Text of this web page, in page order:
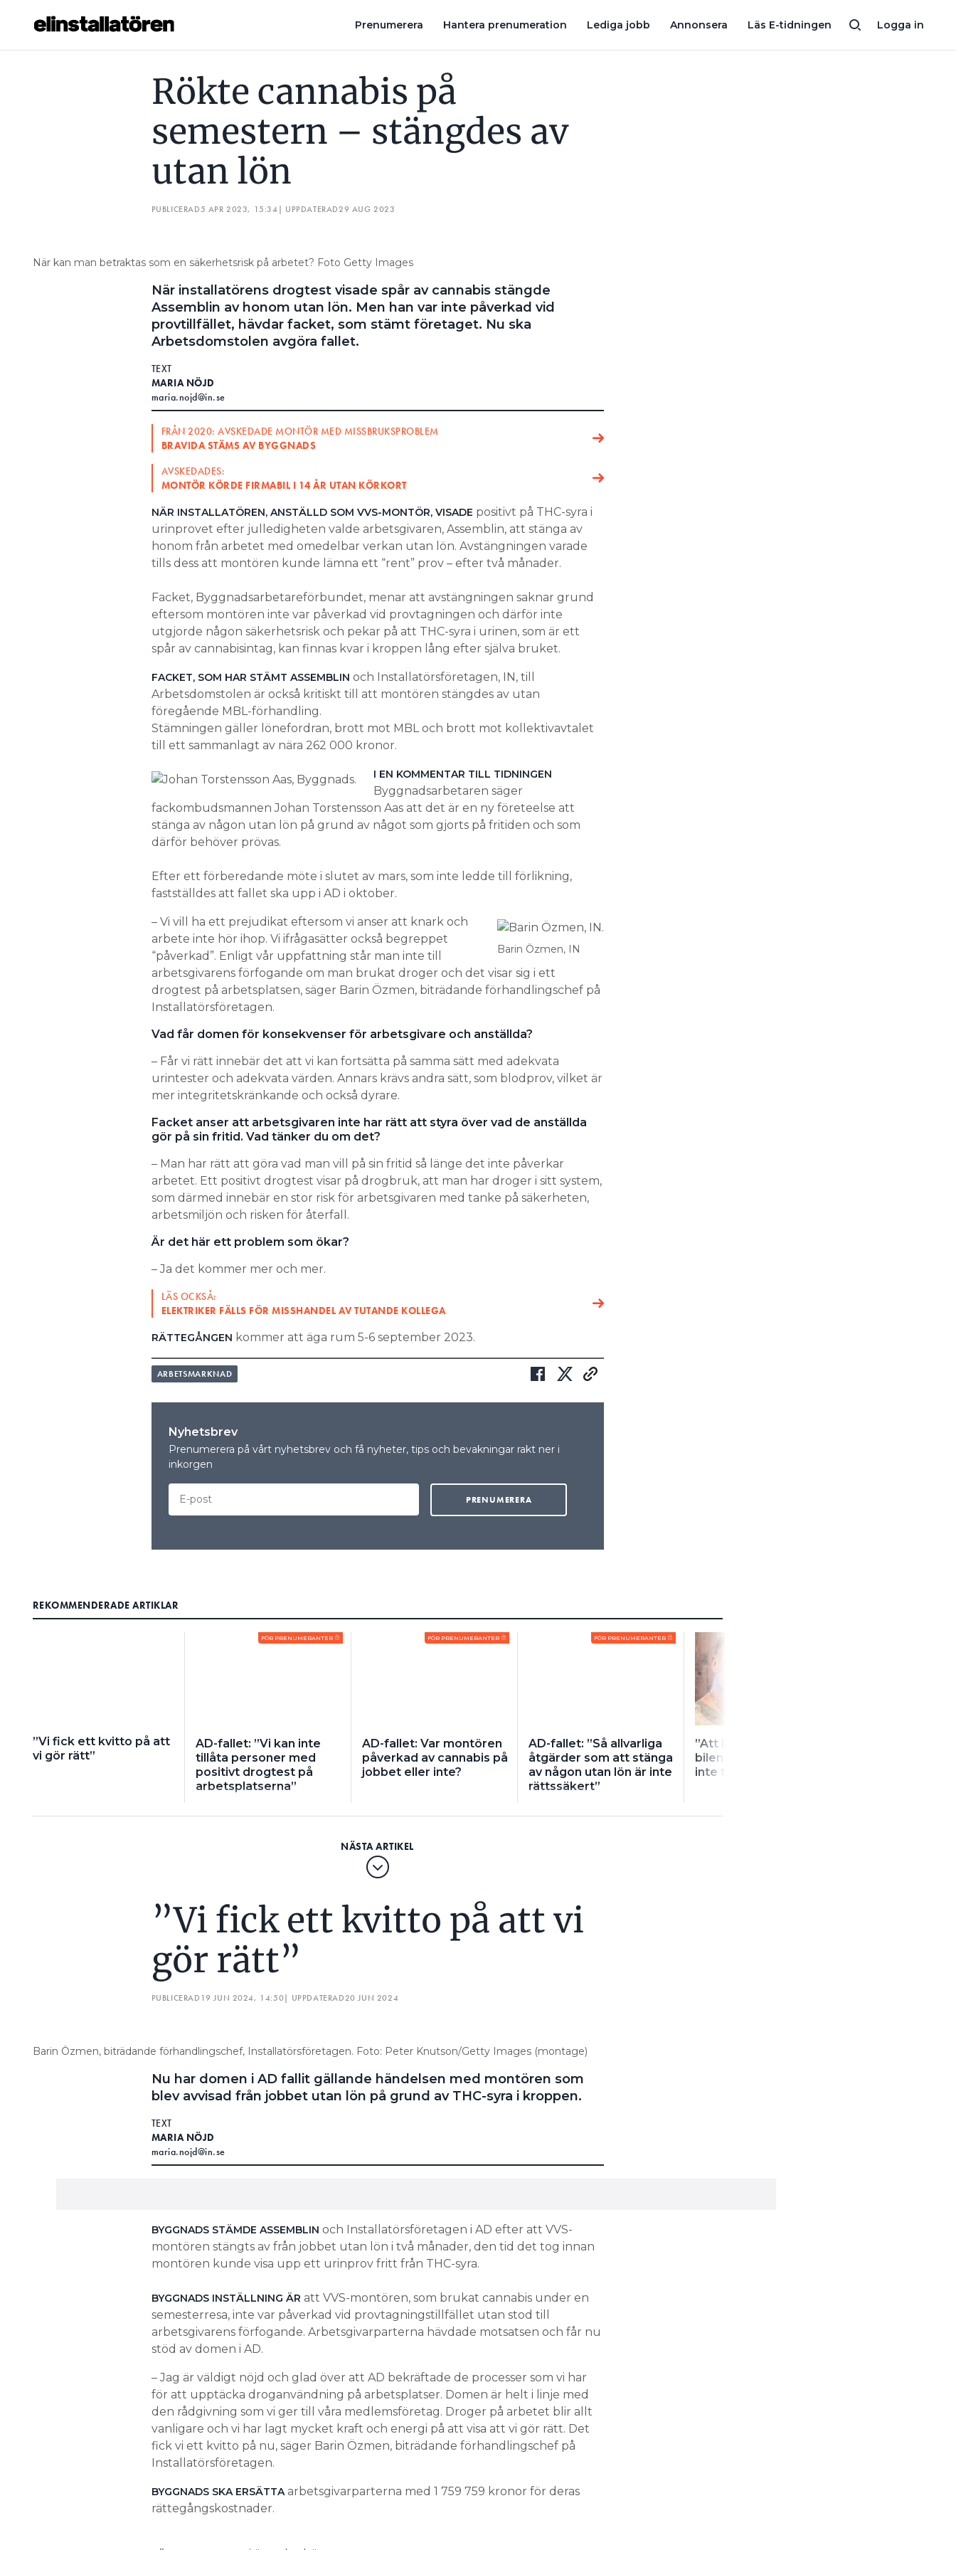
Logga in
Prenumerera Hantera prenumeration Lediga jobb Annonsera Läs E-tidningen
Hantera prenumeration
Rökte cannabis på
semestern – stängdes av
utan lön
PUBLICERAD5 APR 2023, 15:34| UPPDATERAD29 AUG 2023
När kan man betraktas som en säkerhetsrisk på arbetet? Foto Getty Images
När installatörens drogtest visade spår av cannabis stängde
Assemblin av honom utan lön. Men han var inte påverkad vid
provtillfället, hävdar facket, som stämt företaget. Nu ska
Arbetsdomstolen avgöra fallet.
TEXT
MARIA NÖJD
maria.nojd@in.se
FRÅN 2020: AVSKEDADE MONTÖR MED MISSBRUKSPROBLEM
BRAVIDA STÄMS AV BYGGNADS
AVSKEDADES:
MONTÖR KÖRDE FIRMABIL I 14 ÅR UTAN KÖRKORT
NÄR INSTALLATÖREN, ANSTÄLLD SOM VVS-MONTÖR, VISADE positivt på THC-syra i
urinprovet efter julledigheten valde arbetsgivaren, Assemblin, att stänga av
honom från arbetet med omedelbar verkan utan lön. Avstängningen varade
tills dess att montören kunde lämna ett “rent” prov – efter två månader.
Facket, Byggnadsarbetareförbundet, menar att avstängningen saknar grund
eftersom montören inte var påverkad vid provtagningen och därför inte
utgjorde någon säkerhetsrisk och pekar på att THC-syra i urinen, som är ett
spår av cannabisintag, kan finnas kvar i kroppen lång efter själva bruket.
FACKET, SOM HAR STÄMT ASSEMBLIN och Installatörsföretagen, IN, till
Arbetsdomstolen är också kritiskt till att montören stängdes av utan
föregående MBL-förhandling.
Stämningen gäller lönefordran, brott mot MBL och brott mot kollektivavtalet
till ett sammanlagt av nära 262 000 kronor.
I EN KOMMENTAR TILL TIDNINGEN
Byggnadsarbetaren säger
fackombudsmannen Johan Torstensson Aas att det är en ny företeelse att
stänga av någon utan lön på grund av något som gjorts på fritiden och som
därför behöver prövas.
Efter ett förberedande möte i slutet av mars, som inte ledde till förlikning,
fastställdes att fallet ska upp i AD i oktober.
Barin Özmen, IN
– Vi vill ha ett prejudikat eftersom vi anser att knark och
arbete inte hör ihop. Vi ifrågasätter också begreppet
“påverkad”. Enligt vår uppfattning står man inte till
arbetsgivarens förfogande om man brukat droger och det visar sig i ett
drogtest på arbetsplatsen, säger Barin Özmen, biträdande förhandlingschef på
Installatörsföretagen.
Vad får domen för konsekvenser för arbetsgivare och anställda?
– Får vi rätt innebär det att vi kan fortsätta på samma sätt med adekvata
urintester och adekvata värden. Annars krävs andra sätt, som blodprov, vilket är
mer integritetskränkande och också dyrare.
Facket anser att arbetsgivaren inte har rätt att styra över vad de anställda
gör på sin fritid. Vad tänker du om det?
– Man har rätt att göra vad man vill på sin fritid så länge det inte påverkar
arbetet. Ett positivt drogtest visar på drogbruk, att man har droger i sitt system,
som därmed innebär en stor risk för arbetsgivaren med tanke på säkerheten,
arbetsmiljön och risken för återfall.
Är det här ett problem som ökar?
– Ja det kommer mer och mer.
LÄS OCKSÅ:
ELEKTRIKER FÄLLS FÖR MISSHANDEL AV TUTANDE KOLLEGA
RÄTTEGÅNGEN kommer att äga rum 5-6 september 2023.
ARBETSMARKNAD
Nyhetsbrev
Prenumerera på vårt nyhetsbrev och få nyheter, tips och bevakningar rakt ner i
inkorgen
REKOMMENDERADE ARTIKLAR
”Vi fick ett kvitto på att
vi gör rätt”
FÖR PRENUMERANTER
AD-fallet: ”Vi kan inte
tillåta personer med
positivt drogtest på
arbetsplatserna”
FÖR PRENUMERANTER
AD-fallet: Var montören
påverkad av cannabis på
jobbet eller inte?
FÖR PRENUMERANTER
AD-fallet: ”Så allvarliga
åtgärder som att stänga
av någon utan lön är inte
rättssäkert”
”Att lägga knivarna i
bilen varje gång lär man
inte tänka på”
”Vi fick ett kvitto på att vi
gör rätt”
PUBLICERAD 19 JUN 2024, 14:50| UPPDATERAD20 JUN 2024
Barin Özmen, biträdande förhandlingschef, Installatörsföretagen. Foto: Peter Knutson/Getty Images (montage)
Nu har domen i AD fallit gällande händelsen med montören som
blev avvisad från jobbet utan lön på grund av THC-syra i kroppen.
TEXT
MARIA NÖJD
maria.nojd@in.se
BYGGNADS STÄMDE ASSEMBLIN och Installatörsföretagen i AD efter att VVS-
montören stängts av från jobbet utan lön i två månader, den tid det tog innan
montören kunde visa upp ett urinprov fritt från THC-syra.
BYGGNADS INSTÄLLNING ÄR att VVS-montören, som brukat cannabis under en
semesterresa, inte var påverkad vid provtagningstillfället utan stod till
arbetsgivarens förfogande. Arbetsgivarparterna hävdade motsatsen och får nu
stöd av domen i AD.
– Jag är väldigt nöjd och glad över att AD bekräftade de processer som vi har
för att upptäcka droganvändning på arbetsplatser. Domen är helt i linje med
den rådgivning som vi ger till våra medlemsföretag. Droger på arbetet blir allt
vanligare och vi har lagt mycket kraft och energi på att visa att vi gör rätt. Det
fick vi ett kvitto på nu, säger Barin Özmen, biträdande förhandlingschef på
Installatörsföretagen.
BYGGNADS SKA ERSÄTTAarbetsgivarparterna med 1 759 759 kronor för deras
rättegångskostnader.
RÖKTE CANNABIS PÅ SEMESTERN – STÄNGDES AV UTAN LÖN ”VI FICK ETT KVITTO PÅ ATT VI GÖR RÄTT” AD-FALLET: ”VI KAN INTE TILLÅTA PERSONER MED POSITIVT DROGTEST PÅ